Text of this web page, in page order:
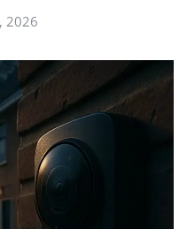
2026